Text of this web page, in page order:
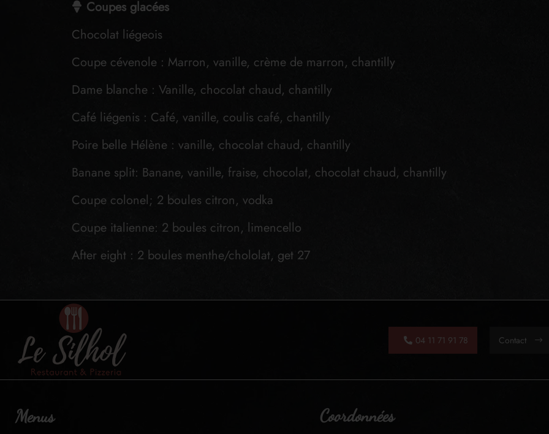
Coupes glacées
Chocolat liégeois
Coupe cévenole : Marron, vanille, crème de marron, chantilly
Dame blanche : Vanille, chocolat chaud, chantilly
Café liégenis : Café, vanille, coulis café, chantilly
Poire belle Hélène : vanille, chocolat chaud, chantilly
Banane split: Banane, vanille, fraise, chocolat, chocolat chaud, chantilly
Coupe colonel; 2 boules citron, vodka
Coupe italienne: 2 boules citron, limencello
After eight : 2 boules menthe/chololat, get 27
04 11 71 91 78 Contact
Menus Coordonnées